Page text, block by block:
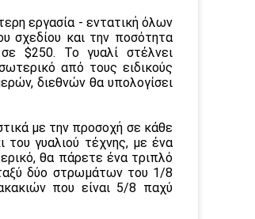
εργασία - εντατική όλων
σχεδίου και την ποσότητα
$250. Το γυαλί στέλνει
από τους ειδικούς
διεθνών θα υπολογίσει
με την προσοχή σε κάθε
του γυαλιού τέχνης, με ένα
θα πάρετε ένα τριπλό
δύο στρωμάτων του 1/8
που είναι 5/8 παχύ